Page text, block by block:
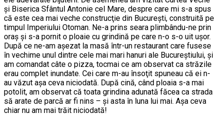
şi Biserica Sfântul Antonie cel Mare, despre care mi s-a spus
că este cea mai veche construcţie din Bucureşti, construită pe
timpul Imperiului Otoman. Ne-a prins seara plimbându-ne prin
oraş şi s-a pornit o ploaie cu grindină pe care n-o s-o uit uşor.
După ce ne-am aşezat la masă într-un restaurant care fusese
în vechime unul dintre cele mai mari hanuri ale Bucureştiului, şi
am comandat câte o pizza, tocmai ce am observat ca străzile
erau complet inundate. Cei care m-au însoţit spuneau că ei n-
au văzut aşa ceva niciodată. După cină, când ploaia s-a mai
potolit, am observat că toata grindina adunată făcea ca strada
să arate de parcă ar fi nins – şi asta în luna lui mai. Aşa ceva
chiar nu am mai trăit niciodată!